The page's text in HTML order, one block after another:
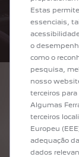
MARION
Foram
Estas
essenciais,
o
como o
pesquisa,
nosso
terceiros
Algumas
terceiros
Europeu
adequação
dados